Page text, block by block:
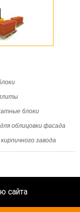
блоки
облицовки фасада
завода
сайта